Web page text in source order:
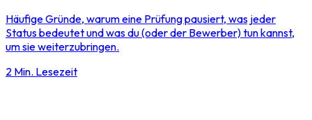
Häufige Gründe, warum eine Prüfung pausiert, was jeder
Status bedeutet und was du (oder der Bewerber) tun kannst,
um sie weiterzubringen.
2 Min. Lesezeit